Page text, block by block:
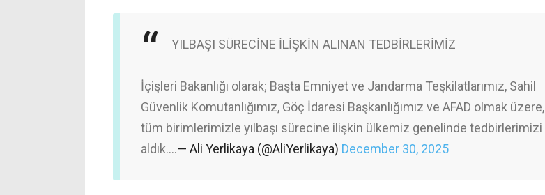
YILBAŞI SÜRECİNE İLİŞKİN ALINAN TEDBİRLERİMİZ
İçişleri Bakanlığı olarak; Başta Emniyet ve Jandarma Teşkilatlarımız, Sahil
Güvenlik Komutanlığımız, Göç İdaresi Başkanlığımız ve AFAD olmak üzere,
tüm birimlerimizle yılbaşı sürecine ilişkin ülkemiz genelinde tedbirlerimizi
aldık.…— Ali Yerlikaya (@AliYerlikaya) December 30, 2025